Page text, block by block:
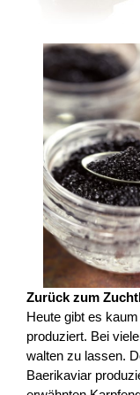
Zurück zum
Heute gibt es
produziert. Bei
walten zu lassen.
Baerikaviar